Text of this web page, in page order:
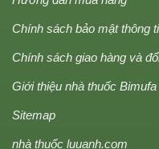
Chính sách bảo mật thông
Chính sách giao hàng và
Giới thiệu nhà thuốc Bimufa
Sitemap
nhà thuốc luuanh.com